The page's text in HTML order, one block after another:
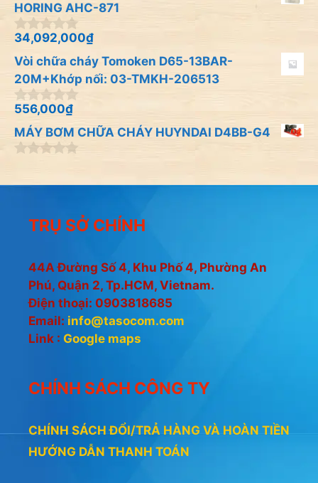
o
à
i
5
HORING AHC-871
0
n
g
o
à
i
5
34,092,000₫
Vòi chữa cháy Tomoken D65-13BAR-
20M+Khớp nối: 03-TMKH-206513
0
n
g
o
5
556,000₫
MÁY BƠM CHỮA CHÁY HUYNDAI D4BB-G4
TRỤ SỞ CHÍNH
44A Đường Số 4, Khu Phố 4, Phường An
Phú, Quận 2, Tp.HCM, Vietnam.
Điện thoại: 0903818685
Email: info@tasocom.com
Link : Google maps
CHÍNH SÁCH CÔNG TY
CHÍNH SÁCH ĐỔI/TRẢ HÀNG VÀ HOÀN TIỀN
HƯỚNG DẪN THANH TOÁN